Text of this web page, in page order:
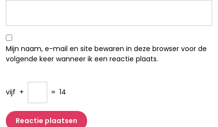
Mijn naam, e-mail en site bewaren in deze browser voor de
volgende keer wanneer ik een reactie plaats.
vijf + = 14